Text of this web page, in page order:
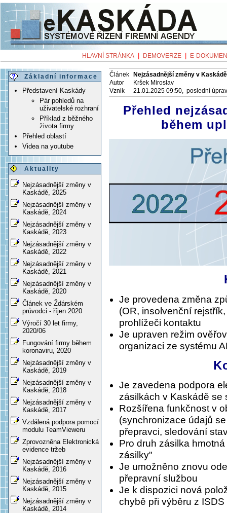
HLAVNÍ STRÁNKA DEMOVERZE E-
Základní informace
Představení Kaskády
Pár pohledů na
uživatelské rozhraní
Příklad z běžného
života firmy
Přehled oblastí
Videa na youtube
Aktuality
Nejzásadnější změny v
Kaskádě, 2025
Nejzásadnější změny v
Kaskádě, 2024
Nejzásadnější změny v
Kaskádě, 2023
Nejzásadnější změny v
Kaskádě, 2022
Nejzásadnější změny v
Kaskádě, 2021
Nejzásadnější změny v
Kaskádě, 2020
Článek ve Ždárském
průvodci - říjen 2020
Výročí 30 let firmy,
2020/06
Fungování firmy během
koronaviru, 2020
Nejzásadnější změny v
Kaskádě, 2019
Nejzásadnější změny v
Kaskádě, 2018
Nejzásadnější změny v
Kaskádě, 2017
Vzdálená podpora pomocí
modulu TeamVieweru
Zprovozněna Elektronická
evidence tržeb
Nejzásadnější změny v
Kaskádě, 2016
Nejzásadnější změny v
Kaskádě, 2015
Nejzásadnější změny v
Kaskádě, 2014
Článek
Nejzásadnější změny v
Autor
Kršek Miroslav
Vznik
21.01.2025 09:50, poslední
Přehled
během
Je provedena změna
(OR, insolvenční
prohlížeči kontaktu
Je upraven režim
organizaci ze systému
Je zavedena podpora
zásilkách v Kaskádě se
Rozšířena funkčnost v
(synchronizace údajů
přepravci, sledování
Pro druh zásilka
zásilky"
Je umožněno znovu
přepravní službou
Je k dispozici nová
chybě při výběru z ISDS